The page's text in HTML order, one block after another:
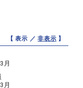
【 表示 ／非表示 】
月
月